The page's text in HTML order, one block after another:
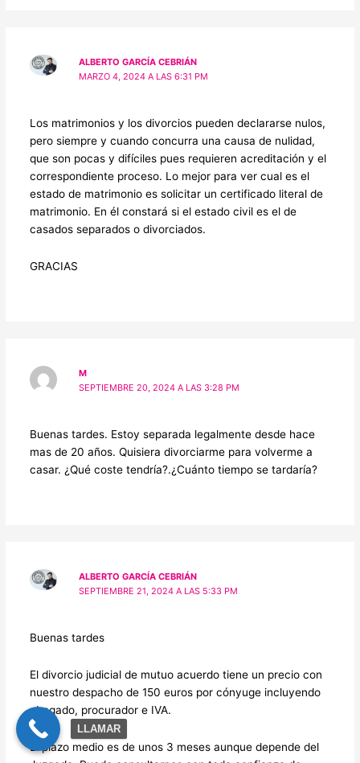
ALBERTO GARCÍA CEBRIÁN
MARZO 4, 2024 A LAS 6:31 PM
Los matrimonios y los divorcios pueden declararse nulos,
pero siempre y cuando concurra una causa de nulidad,
que son pocas y difíciles pues requieren acreditación y el
correspondiente proceso. Lo mejor para ver cual es el
estado de matrimonio es solicitar un certificado literal de
matrimonio. En él constará si el estado civil es el de
casados separados o divorciados.
GRACIAS
M
SEPTIEMBRE 20, 2024 A LAS 3:28 PM
Buenas tardes. Estoy separada legalmente desde hace
mas de 20 años. Quisiera divorciarme para volverme a
casar. ¿Qué coste tendría?.¿Cuánto tiempo se tardaría?
ALBERTO GARCÍA CEBRIÁN
SEPTIEMBRE 21, 2024 A LAS 5:33 PM
Buenas tardes
El divorcio judicial de mutuo acuerdo tiene un precio con
nuestro despacho de 150 euros por cónyuge incluyendo
abogado, procurador e IVA.
El plazo medio es de unos 3 meses aunque depende del
LLAMAR